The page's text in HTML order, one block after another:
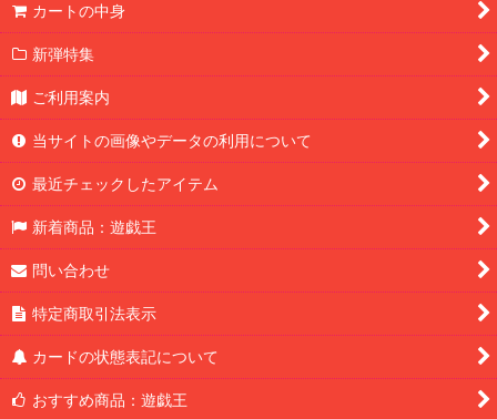
カートの中身
新弾特集
ご利用案内
当サイトの画像やデータの利用について
最近チェックしたアイテム
新着商品：遊戯王
問い合わせ
特定商取引法表示
カードの状態表記について
おすすめ商品：遊戯王